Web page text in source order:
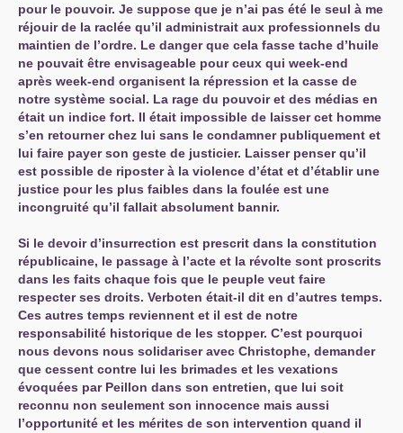
pour le pouvoir. Je suppose que je n’ai pas été le seul à me
réjouir de la raclée qu’il administrait aux professionnels du
maintien de l’ordre. Le danger que cela fasse tache d’huile
ne pouvait être envisageable pour ceux qui week-end
après week-end organisent la répression et la casse de
notre système social. La rage du pouvoir et des médias en
était un indice fort. Il était impossible de laisser cet homme
s’en retourner chez lui sans le condamner publiquement et
lui faire payer son geste de justicier. Laisser penser qu’il
est possible de riposter à la violence d’état et d’établir une
justice pour les plus faibles dans la foulée est une
incongruité qu’il fallait absolument bannir.
Si le devoir d’insurrection est prescrit dans la constitution
républicaine, le passage à l’acte et la révolte sont proscrits
dans les faits chaque fois que le peuple veut faire
respecter ses droits. Verboten était-il dit en d’autres temps.
Ces autres temps reviennent et il est de notre
responsabilité historique de les stopper. C’est pourquoi
nous devons nous solidariser avec Christophe, demander
que cessent contre lui les brimades et les vexations
évoquées par Peillon dans son entretien, que lui soit
reconnu non seulement son innocence mais aussi
l’opportunité et les mérites de son intervention quand il